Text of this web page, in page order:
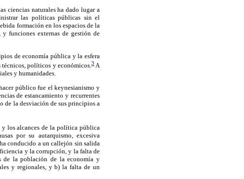
ciencias naturales ha dado lugar a
las políticas públicas sin el
formación en los espacios de la
funciones externas de gestión de
de economía pública y la esfera
técnicos, políticos y económicos.3A
y humanidades.
público fue el keynesianismo y
de estancamiento y recurrentes
de la desviación de sus principios a
los alcances de la política pública
por su autarquismo, excesiva
conducido a un callejón sin salida
y la corrupción, y la falta de
de la población de la economía y
y regionales, y b) la falta de un